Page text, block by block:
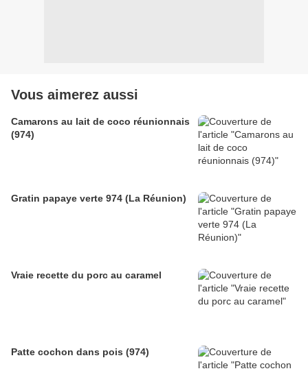
Vous aimerez aussi
Camarons au lait de coco réunionnais
(974)
Gratin papaye verte 974 (La Réunion)
Vraie recette du porc au caramel
Patte cochon dans pois (974)